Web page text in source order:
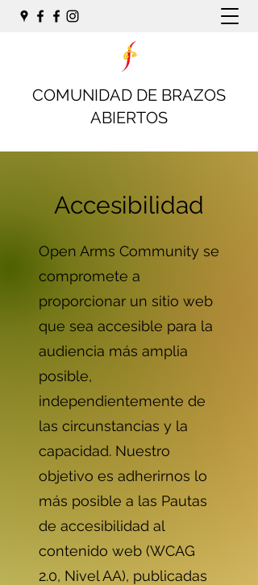
COMUNIDAD DE BRAZOS
ABIERTOS
Accesibilidad
Open Arms Community se
compromete a
proporcionar un sitio web
que sea accesible para la
audiencia más amplia
posible,
independientemente de
las circunstancias y la
capacidad. Nuestro
objetivo es adherirnos lo
más posible a las Pautas
de accesibilidad al
contenido web (WCAG
2.0, Nivel AA), publicadas